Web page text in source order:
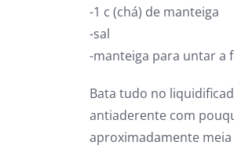
-1 c (chá) de manteiga
-sal
-manteiga para untar a
Bata tudo no
antiaderente com
aproximadamente